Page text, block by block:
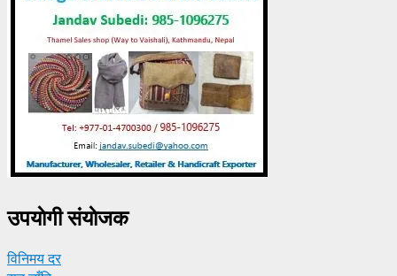
उपयाेगी संयाेजक
विनिमय दर